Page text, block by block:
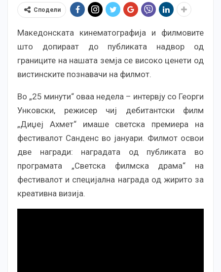
Сподели
Македонската кинематографија и филмовите
што допираат до публиката надвор од
границите на нашата земја се високо ценети од
вистинските познавачи на филмот.
Во „25 минути“ оваа недела – интервју со Георги
Унковски, режисер чиј дебитантски филм
„Диџеј Ахмет“ имаше светска премиера на
фестивалот Санденс во јануари. Филмот освои
две награди: наградата од публиката во
програмата „Светска филмска драма“ на
фестивалот и специјална награда од жирито за
креативна визија.